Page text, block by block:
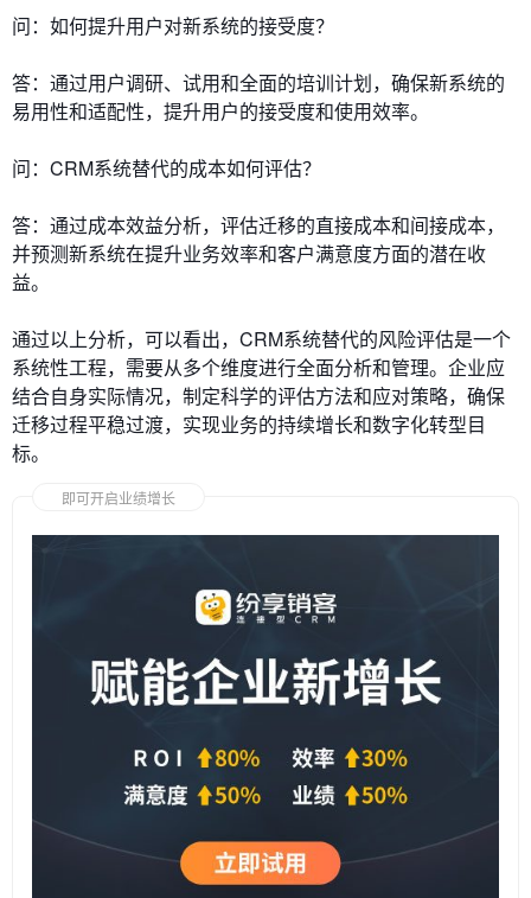
问：如何提升用户对新系统的接受度？
答：通过用户调研、试用和全面的培训计划，确保新系统的
易用性和适配性，提升用户的接受度和使用效率。
问：CRM系统替代的成本如何评估？
答：通过成本效益分析，评估迁移的直接成本和间接成本，
并预测新系统在提升业务效率和客户满意度方面的潜在收
益。
通过以上分析，可以看出，CRM系统替代的风险评估是一个
系统性工程，需要从多个维度进行全面分析和管理。企业应
结合自身实际情况，制定科学的评估方法和应对策略，确保
迁移过程平稳过渡，实现业务的持续增长和数字化转型目
标。
即可开启业绩增长